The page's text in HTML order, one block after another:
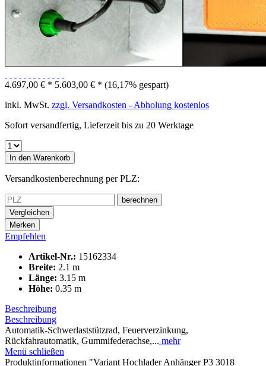
4.697,00 € * 5.603,00 € * (16,17% gespart)
inkl. MwSt. zzgl. Versandkosten - Abholung kostenlos
Sofort versandfertig, Lieferzeit bis zu 20 Werktage
In den Warenkorb
Versandkostenberechnung per PLZ:
berechnen
Vergleichen
Merken
Empfehlen
Artikel-Nr.: 15162334
Breite: 2.1 m
Länge: 3.15 m
Höhe: 0.35 m
Beschreibung
Beschreibung
Automatik-Schwerlaststützrad, Feuerverzinkung,
Rückfahrautomatik, Gummifederachse,... mehr
Menü schließen
Produktinformationen "Variant Hochlader Anhänger P3 3018